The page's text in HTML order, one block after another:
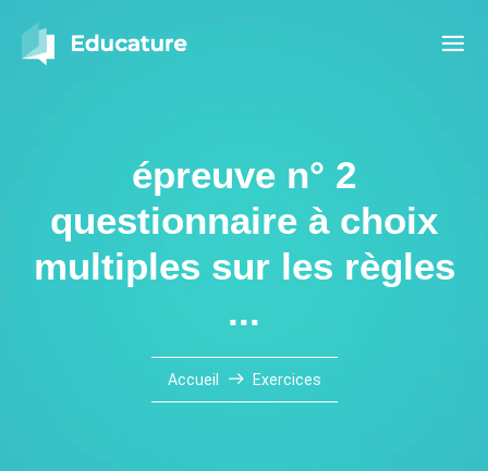
épreuve n° 2
questionnaire à choix
multiples sur les règles
...
Accueil Exercices